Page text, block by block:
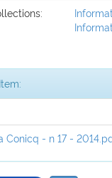
Conicq - n 17 -